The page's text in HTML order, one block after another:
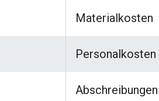
Materialkosten
Personalkosten
Abschreibungen